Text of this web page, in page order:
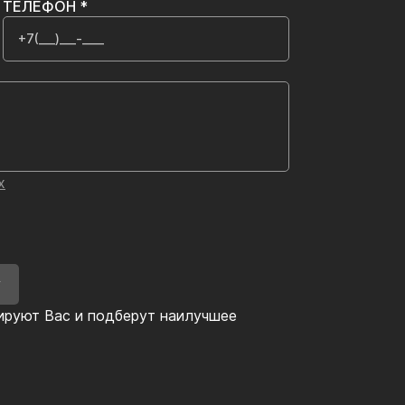
Вас и подберут наилучшее
ТЕЛЕФОН *